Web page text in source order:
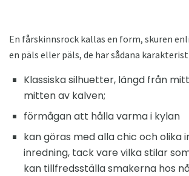
En fårskinnsrock kallas en form, skuren
en päls eller päls, de har sådana
Klassiska silhuetter, längd från
mitten av kalven;
förmågan att hålla varma i kylan
kan göras med alla chic och olika
inredning, tack vare vilka stilar
kan tillfredsställa smakerna hos